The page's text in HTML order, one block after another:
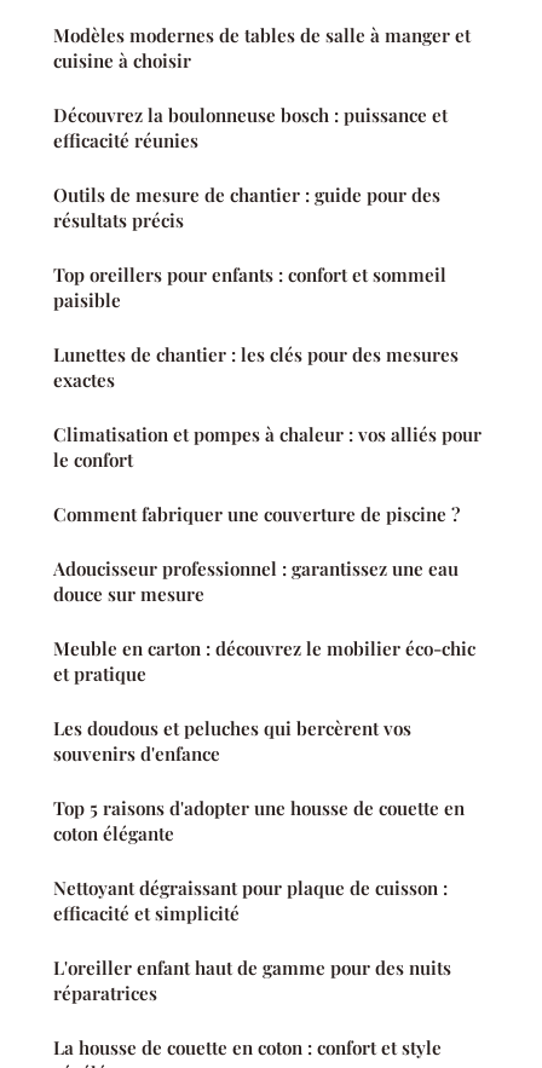
Modèles modernes de tables de salle à manger et
cuisine à choisir
Découvrez la boulonneuse bosch : puissance et
efficacité réunies
Outils de mesure de chantier : guide pour des
résultats précis
Top oreillers pour enfants : confort et sommeil
paisible
Lunettes de chantier : les clés pour des mesures
exactes
Climatisation et pompes à chaleur : vos alliés pour
le confort
Comment fabriquer une couverture de piscine ?
Adoucisseur professionnel : garantissez une eau
douce sur mesure
Meuble en carton : découvrez le mobilier éco-chic
et pratique
Les doudous et peluches qui bercèrent vos
souvenirs d'enfance
Top 5 raisons d'adopter une housse de couette en
coton élégante
Nettoyant dégraissant pour plaque de cuisson :
efficacité et simplicité
L'oreiller enfant haut de gamme pour des nuits
réparatrices
La housse de couette en coton : confort et style